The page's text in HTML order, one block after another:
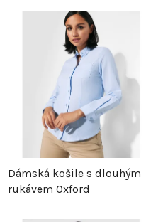
p
r
r
o
Dámská košile s dlouhým
rukávem Oxford